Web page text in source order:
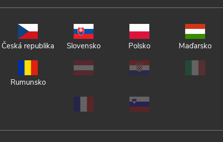
Česká republika Slovensko Polsko Maďarsko
Rumunsko